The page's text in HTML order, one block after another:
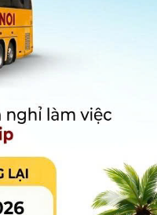
đã bao gồm VAT]